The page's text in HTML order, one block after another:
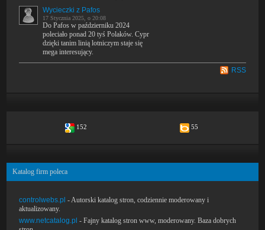
Wycieczki z Pafos
17 Stycznia 2025, o 20:08
Do Pafos w październiku 2024
poleciało ponad 20 tyś Polaków. Cypr
dzięki tanim linią lotniczym staje się
mega interesujący.
RSS
152 55
Katalog firm poleca
controlwebs.pl - Autorski katalog stron, codziennie moderowany i
aktualizowany.
www.netcatalog.pl - Fajny katalog stron www, moderowany. Baza dobrych